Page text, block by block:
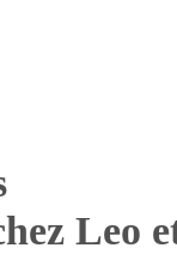
Leo